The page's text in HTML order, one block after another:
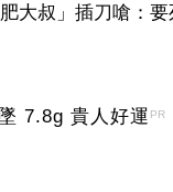
大叔」插刀嗆：
7.8g 貴人好運 PR